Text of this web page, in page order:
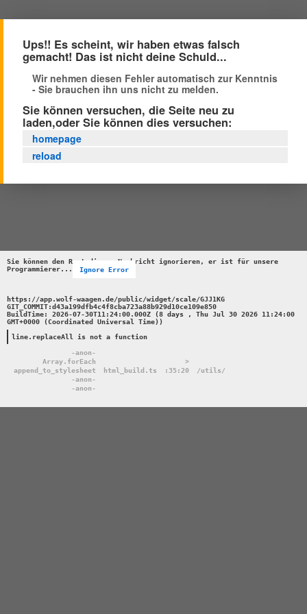
Ups!! Es scheint, wir haben etwas falsch
gemacht! Das ist nicht deine Schuld...
Wir nehmen diesen Fehler automatisch zur Kenntnis
- Sie brauchen ihn uns nicht zu melden.
Sie können versuchen, die Seite neu zu
laden,oder Sie können dies versuchen:
homepage
reload
Sie können den Rest dieser Nachricht ignorieren, er ist für unsere
Programmierer...
Ignore Error
https://app.wolf-waagen.de/public/widget/scale/GJJ1KG
GIT_COMMIT:d43a199dfb4c4f8cba723a88b929d10ce109e850
BuildTime: 2026-07-30T11:24:00.000Z (8 days , Thu Jul 30 2026 11:24:00
GMT+0000 (Coordinated Universal Time))
line.replaceAll is not a function
-anon-
Array.forEach
>
append_to_stylesheet
html_build.ts :35:20
/utils/
-anon-
-anon-